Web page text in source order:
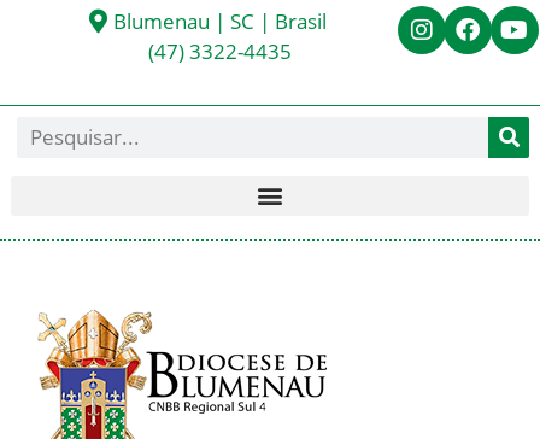
Blumenau | SC | Brasil
(47) 3322-4435